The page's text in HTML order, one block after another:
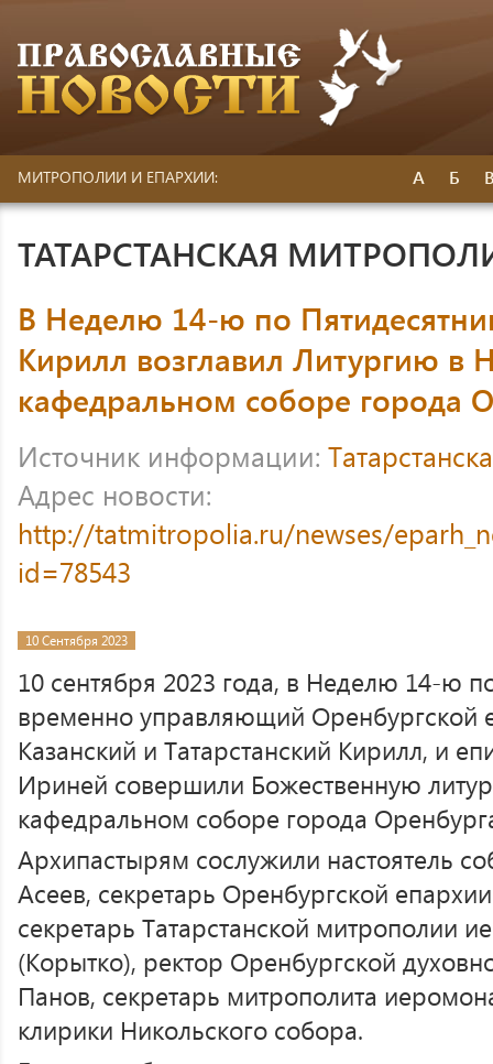
МИТРОПОЛИИ И ЕПАРХИИ: А Б
ТАТАРСТАНСКАЯ
В Неделю 14-ю по
Кирилл возглавил Литургию в
кафедральном соборе города
Источник информации:
Адрес новости:
http://tatmitropolia.ru/newses/
id=78543
10 Сентября 2023
10 сентября 2023 года, в Неделю 14-ю
временно управляющий Оренбургской
Казанский и Татарстанский Кирилл, и
Ириней совершили Божественную
кафедральном соборе города
Архипастырям сослужили настоятель
Асеев, секретарь Оренбургской
секретарь Татарстанской митрополии
(Корытко), ректор Оренбургской
Панов, секретарь митрополита
клирики Никольского собора.